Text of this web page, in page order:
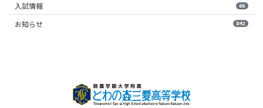
入試情報 66
お知らせ 842